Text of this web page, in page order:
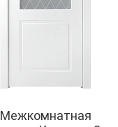
Межкомнатная